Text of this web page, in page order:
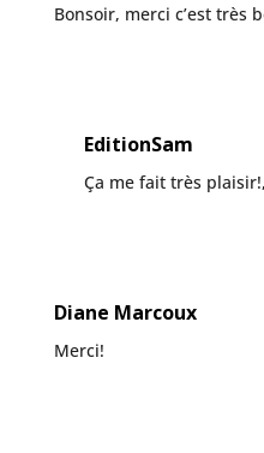
Bonsoir, merci c’est très
EditionSam
Ça me fait très
Diane Marcoux
Merci!